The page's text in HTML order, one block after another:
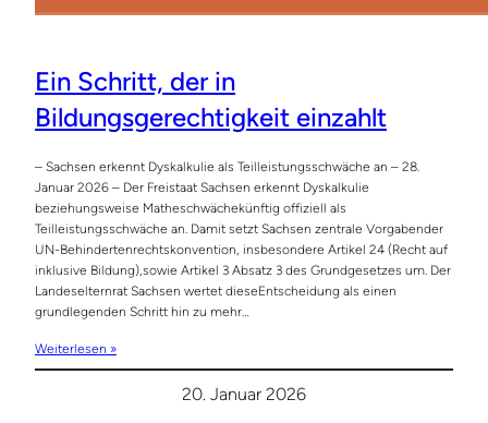
Ein Schritt, der in
Bildungsgerechtigkeit einzahlt
– Sachsen erkennt Dyskalkulie als Teilleistungsschwäche an – 28.
Januar 2026 – Der Freistaat Sachsen erkennt Dyskalkulie
beziehungsweise Matheschwächekünftig offiziell als
Teilleistungsschwäche an. Damit setzt Sachsen zentrale Vorgabender
UN-Behindertenrechtskonvention, insbesondere Artikel 24 (Recht auf
inklusive Bildung),sowie Artikel 3 Absatz 3 des Grundgesetzes um. Der
Landeselternrat Sachsen wertet dieseEntscheidung als einen
grundlegenden Schritt hin zu mehr…
Weiterlesen »
20. Januar 2026